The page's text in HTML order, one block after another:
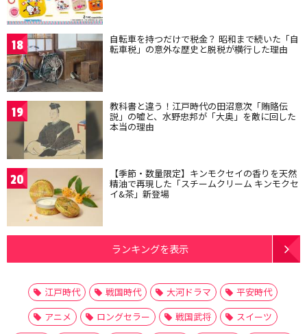
18 自転車を持つだけで税金？ 昭和まで続いた「自
転車税」の意外な歴史と脱税が横行した理由
19 教科書と違う！江戸時代の田沼意次「賄賂伝
説」の嘘と、水野忠邦が「大奥」を敵に回した
本当の理由
20 【季節・数量限定】キンモクセイの香りを天然
精油で再現した「スチームクリーム キンモクセ
イ&茶」新登場
ランキングを表示
江戸時代 戦国時代 大河ドラマ
平安時代
アニメ
ロングセラー 戦国武将
スイーツ